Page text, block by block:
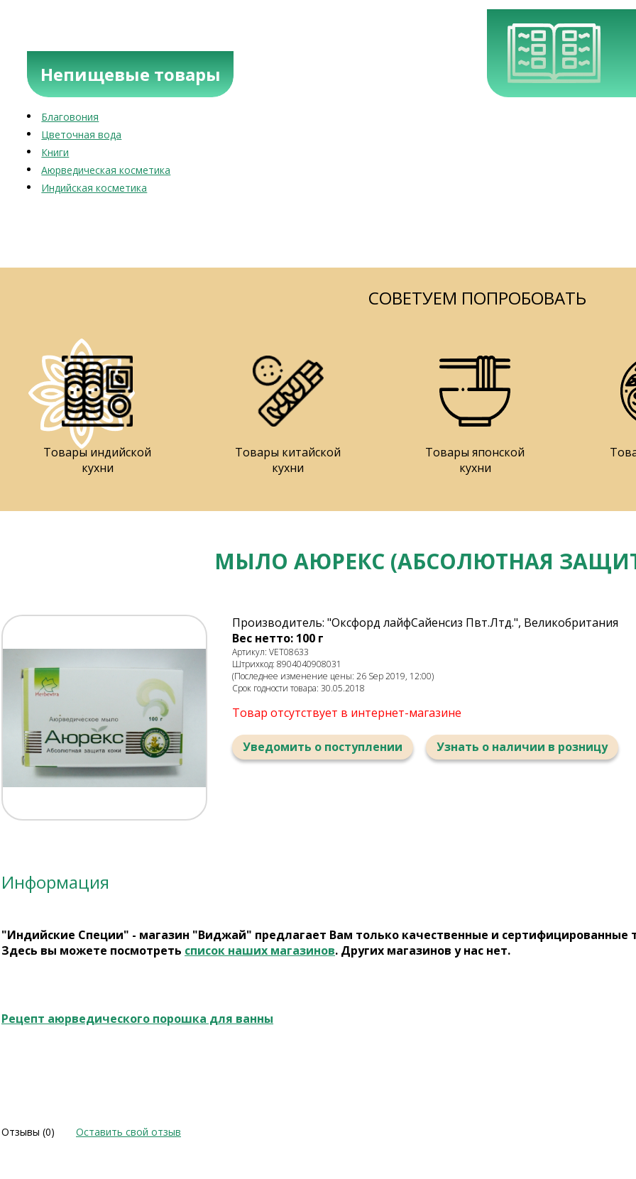
Непищевые товары
Благовония
Цветочная вода
Книги
Аюрведическая косметика
Индийская косметика
СОВЕТУЕМ ПОПРОБОВАТЬ
Товары индийской
кухни
Товары китайской
кухни
Товары японской
кухни
МЫЛО АЮРЕКС (АБСОЛЮТНАЯ
Производитель: "Оксфорд лайфСайенсиз Пвт.Лтд.", Великобритания
Вес нетто: 100 г
Артикул: VET08633
Штрихкод: 8904040908031
(Последнее изменение цены: 26 Sep 2019, 12:00)
Срок годности товара: 30.05.2018
Товар отсутствует в интернет-магазине
Уведомить о поступлении Узнать о наличии в розницу
Информация
"Индийские Специи" - магазин "Виджай" предлагает Вам только качественные и сертифицированные
Здесь вы можете посмотреть список наших магазинов. Других магазинов у нас нет.
Рецепт аюрведического порошка для ванны
Отзывы (0) Оставить свой отзыв